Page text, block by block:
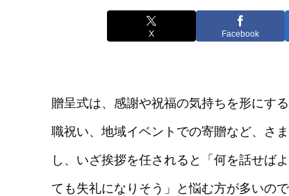
X Facebook
贈呈式は、感謝や祝福の気持ちを形にす
職祝い、地域イベントでの寄贈など、さ
し、いざ挨拶を任されると「何を話せば
ても失礼になりそう」と悩む方が多いの